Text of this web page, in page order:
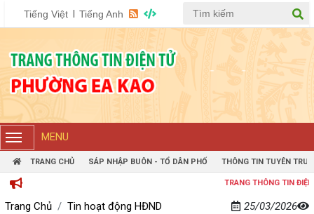
Tiếng Việt Tiếng Anh
MENU
TRANG CHỦ SÁP NHẬP BUÔN - TỔ DÂN PHỐ THÔNG TIN TUYÊN
TRANG THÔNG TIN ĐIỆN TỬ
Trang Chủ Tin hoạt động HĐND 25/03/2026